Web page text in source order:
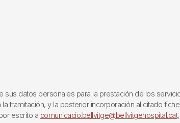
datos personales para la prestación de los
tramitación, y la posterior incorporación al citado
escrito a comunicacio.bellvitge@bellvitgehospital.cat